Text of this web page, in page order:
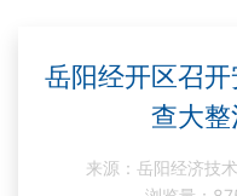
岳阳经开区召
查大
来源：岳阳经济技